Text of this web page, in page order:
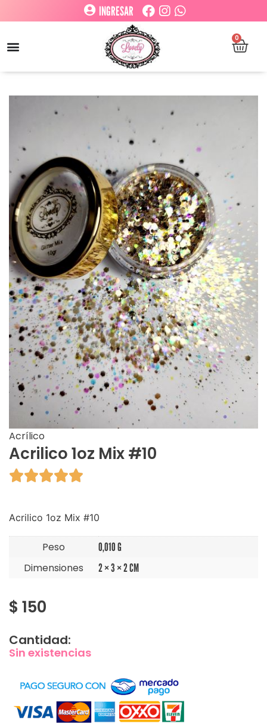
INGRESAR
0
Acrílico
Acrilico 1oz Mix #10

Acrilico 1oz Mix #10
Peso 0,010 G
Dimensiones 2 × 3 × 2 CM
$ 150
Cantidad:
Sin existencias